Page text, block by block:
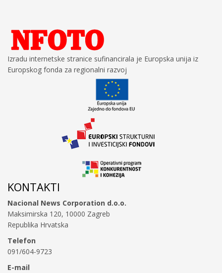
Izradu internetske stranice sufinancirala je Europska unija iz
Europskog fonda za regionalni razvoj
KONTAKTI
Nacional News Corporation d.o.o.
Maksimirska 120, 10000 Zagreb
Republika Hrvatska
Telefon
091/604-9723
E-mail